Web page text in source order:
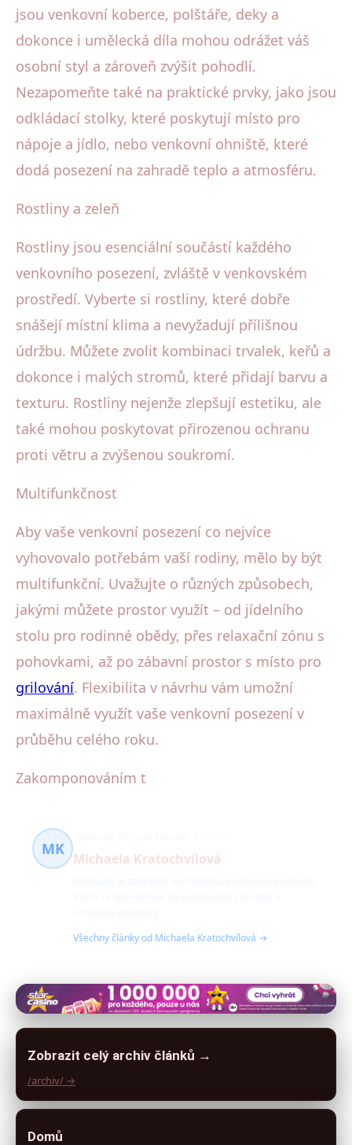
jsou venkovní koberce, polštáře, deky a
dokonce i umělecká díla mohou odrážet váš
osobní styl a zároveň zvýšit pohodlí.
Nezapomeňte také na praktické prvky, jako jsou
odkládací stolky, které poskytují místo pro
nápoje a jídlo, nebo venkovní ohniště, které
dodá posezení na zahradě teplo a atmosféru.
Rostliny a zeleň
Rostliny jsou esenciální součástí každého
venkovního posezení, zvláště v venkovském
prostředí. Vyberte si rostliny, které dobře
snášejí místní klima a nevyžadují přílišnou
údržbu. Můžete zvolit kombinaci trvalek, keřů a
dokonce i malých stromů, které přidají barvu a
texturu. Rostliny nejenže zlepšují estetiku, ale
také mohou poskytovat přirozenou ochranu
proti větru a zvýšenou soukromí.
Multifunkčnost
Aby vaše venkovní posezení co nejvíce
vyhovovalo potřebám vaší rodiny, mělo by být
multifunkční. Uvažujte o různých způsobech,
jakými můžete prostor využít – od jídelního
stolu pro rodinné obědy, přes relaxační zónu s
pohovkami, až po zábavní prostor s místo pro
grilování. Flexibilita v návrhu vám umožní
maximálně využít vaše venkovní posezení v
průběhu celého roku.
Zakomponováním t
MK
Michaela Kratochvílová
Všechny články od Michaela Kratochvílová →
Zobrazit celý archiv článků →
/archiv/ →
Domů